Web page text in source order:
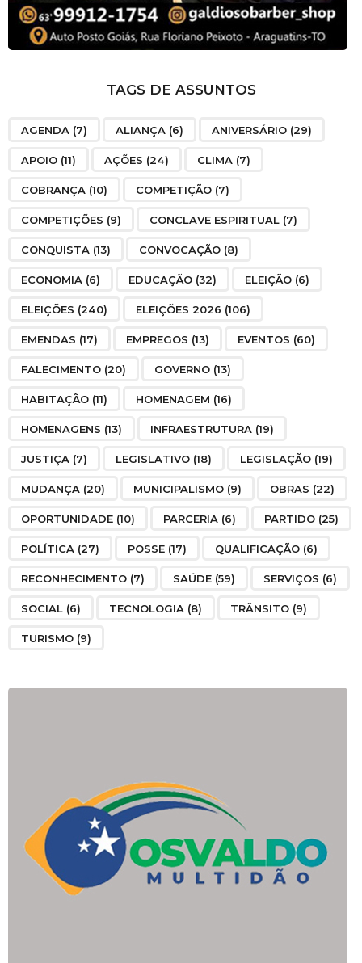
TAGS DE ASSUNTOS
AGENDA (7) ALIANÇA (6) ANIVERSÁRIO (29)
APOIO (11) AÇÕES (24) CLIMA (7)
COBRANÇA (10) COMPETIÇÃO (7)
COMPETIÇÕES (9) CONCLAVE ESPIRITUAL (7)
CONQUISTA (13) CONVOCAÇÃO (8)
ECONOMIA (6) EDUCAÇÃO (32) ELEIÇÃO (6)
ELEIÇÕES (240) ELEIÇÕES 2026 (106)
EMENDAS (17) EMPREGOS (13) EVENTOS (60)
FALECIMENTO (20) GOVERNO (13)
HABITAÇÃO (11) HOMENAGEM (16)
HOMENAGENS (13) INFRAESTRUTURA (19)
JUSTIÇA (7) LEGISLATIVO (18) LEGISLAÇÃO (19)
MUDANÇA (20) MUNICIPALISMO (9) OBRAS (22)
OPORTUNIDADE (10) PARCERIA (6) PARTIDO (25)
POLÍTICA (27) POSSE (17) QUALIFICAÇÃO (6)
RECONHECIMENTO (7) SAÚDE (59) SERVIÇOS (6)
SOCIAL (6) TECNOLOGIA (8) TRÂNSITO (9)
TURISMO (9)